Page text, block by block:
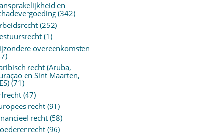
en
(342)
(252)
(1)
overeenkomsten
recht (Aruba,
en Sint Maarten,
(71)
(47)
recht(91)
recht(58)
(96)